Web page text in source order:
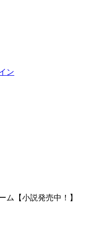
ン
ム【小説発売中！】